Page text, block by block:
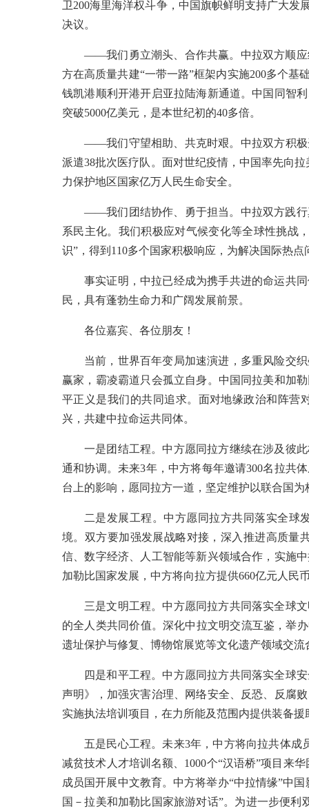
卫200海里海洋权斗争，中国旗帜鲜明支持广大发
决议。
——我们勇立潮头、合作共赢。中拉双方顺应
方在高质量共建“一带一路”框架内实施200多个
钱凯港顺利开港开启亚拉陆海新通道。中国同智
突破5000亿美元，是本世纪初的40多倍。
——我们守望相助、共克时艰。中拉双方积极
派遣38批次医疗队。面对世纪疫情，中国率先向
力保护地区国家亿万人民生命安全。
——我们团结协作、勇于担当。中拉双方践行
系民主化。我们积极应对气候变化等全球性挑战
识”，得到110多个国家积极响应，为解决国际热
事实证明，中拉已经成为携手共进的命运共
民，具有蓬勃生命力和广阔发展前景。
各位嘉宾、各位朋友！
当前，世界百年变局加速演进，多重风险交
赢家，霸凌霸道只会孤立自身。中国同拉美和加
平正义是我们的共同追求。面对地缘政治和阵营
兴，共建中拉命运共同体。
一是团结工程。中方愿同拉方继续在涉及彼
通和协调。未来3年，中方将每年邀请300名拉共
台上的影响，愿同拉方一道，坚定维护以联合国
二是发展工程。中方愿同拉方共同落实全球
境。双方要加强发展战略对接，深入推进高质量
信、数字经济、人工智能等新兴领域合作，实施
加勒比国家发展，中方将向拉方提供660亿元人民
三是文明工程。中方愿同拉方共同落实全球
的全人类共同价值。深化中拉文明交流互鉴，举
遗址保护与修复、博物馆展览等文化遗产领域交
四是和平工程。中方愿同拉方共同落实全球
声明》，加强灾害治理、网络安全、反恐、反腐
实施执法培训项目，在力所能及范围内提供装备援
五是民心工程。未来3年，中方将向拉共体成
减贫技术人才培训名额、1000个“汉语桥”项目来
成员国开展中文教育。中方将举办“中拉情缘”中
国－拉美和加勒比国家旅游对话”。为进一步便